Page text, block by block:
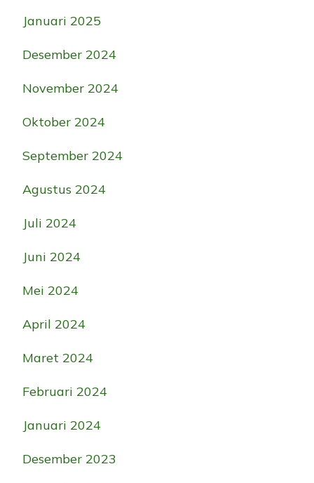
Januari 2025
Desember 2024
November 2024
Oktober 2024
September 2024
Agustus 2024
Juli 2024
Juni 2024
Mei 2024
April 2024
Maret 2024
Februari 2024
Januari 2024
Desember 2023